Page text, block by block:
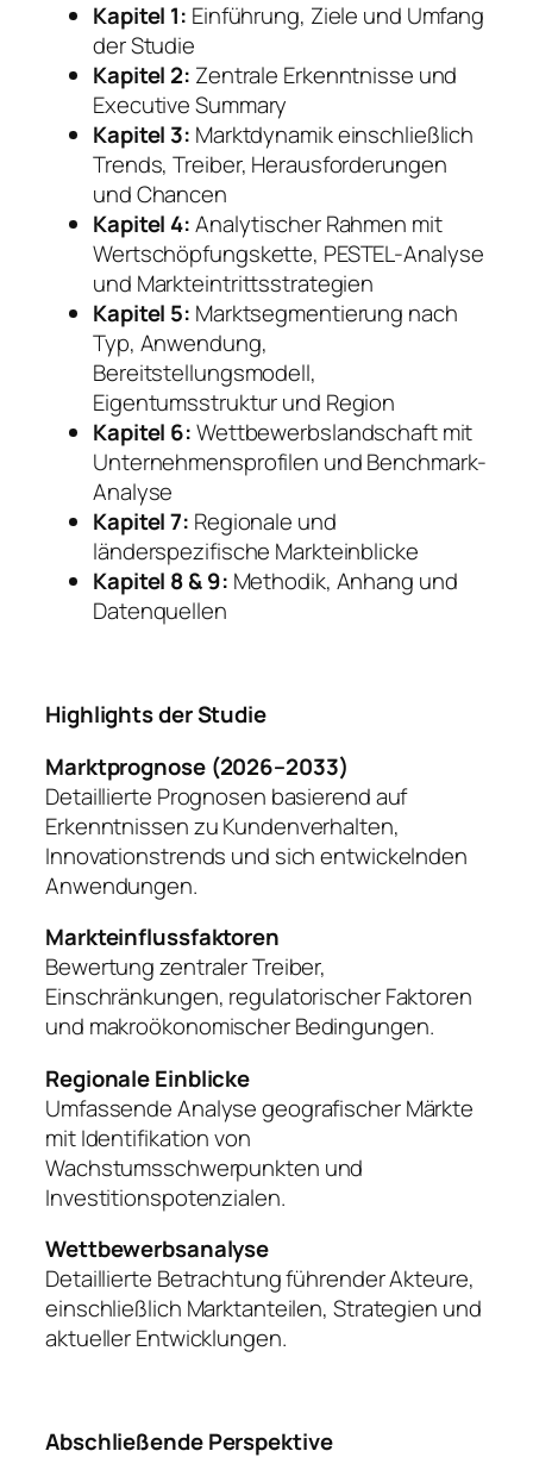
Kapitel 1: Einführung, Ziele und Umfang
der Studie
Kapitel 2: Zentrale Erkenntnisse und
Executive Summary
Kapitel 3: Marktdynamik einschließlich
Trends, Treiber, Herausforderungen
und Chancen
Kapitel 4:Analytischer Rahmen mit
Wertschöpfungskette, PESTEL-Analyse
und Markteintrittsstrategien
Kapitel 5: Marktsegmentierung nach
Typ, Anwendung,
Bereitstellungsmodell,
Eigentumsstruktur und Region
Kapitel 6:Wettbewerbslandschaft mit
Unternehmensprofilen und Benchmark-
Analyse
Kapitel 7: Regionale und
länderspezifische Markteinblicke
Kapitel 8 & 9: Methodik, Anhang und
Datenquellen
Highlights der Studie
Marktprognose (2026–2033)
Detaillierte Prognosen basierend auf
Erkenntnissen zu Kundenverhalten,
Innovationstrends und sich entwickelnden
Anwendungen.
Markteinflussfaktoren
Bewertung zentraler Treiber,
Einschränkungen, regulatorischer Faktoren
und makroökonomischer Bedingungen.
Regionale Einblicke
Umfassende Analyse geografischer Märkte
mit Identifikation von
Wachstumsschwerpunkten und
Investitionspotenzialen.
Wettbewerbsanalyse
Detaillierte Betrachtung führender Akteure,
einschließlich Marktanteilen, Strategien und
aktueller Entwicklungen.
Abschließende Perspektive